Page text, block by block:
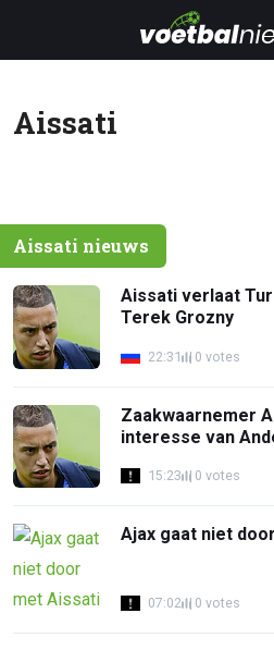
Aissati
Aissati nieuws
Aissati verlaat
Terek Grozny
22:31 0 votes
Zaakwaarnemer
interesse van
15:23 0 votes
Ajax gaat niet
07:02 0 votes